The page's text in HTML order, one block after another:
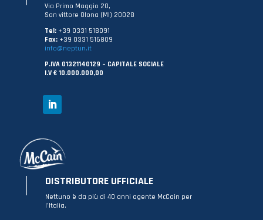
Via Primo Maggio 20,
San vittore Olona (MI) 20028
Tel: +39 0331 518091
Fax: +39 0331 516809
info@neptun.it
P.IVA 01321140129 – CAPITALE SOCIALE
I.V € 10.000.000,00
DISTRIBUTORE UFFICIALE
Nettuno è da più di 40 anni agente McCain per
l’Italia.